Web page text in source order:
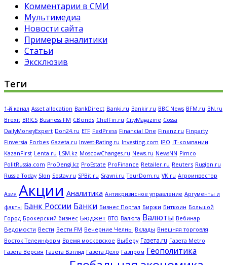
Комментарии в СМИ
Мультимедиа
Новости сайта
Примеры аналитики
Статьи
Эксклюзив
Теги
1-й канал Asset allocation BankDirect Banki.ru Bankir.ru BBC News BFM.ru BN.ru
Brexit BRICS Business FM CBonds ChelFin.ru CityMagazine Cossa
DailyMoneyExpert Don24.ru ETF FedPress Financial One Finanz.ru Finparty
Finversia Forbes Gazeta.ru Invest-Rating.ru Investing.com IPO IT-компании
KazanFirst Lenta.ru LSM.kz MoscowChanges.ru News.ru NewsNN Pimco
PolitRussia.com ProDengi.kz ProEstate ProFinance Retailer.ru Reuters Rugion.ru
Russia Today Slon Sostav.ru SPBit.ru Sravni.ru TourDom.ru VK.ru Агроинвестор
Азия Акции Аналитика Антикризисное управление Аргументы и
факты Банк России Банки Бизнес Портал Биржи Биткоин Большой
Город Брокерский бизнес Бюджет ВТО Валюта Валюты Вебинар
Ведомости Вести Вести FM Вечерние Челны Вклады Внешняя торговля
Восток Телеинформ Время московское Выберу Газета.ru Газета Metro
Газета Версия Газета Взгляд Газета Дело Газпром Геополитика